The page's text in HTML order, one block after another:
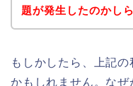
題が発生したのかし
もしかしたら、上記
かもしれません。な